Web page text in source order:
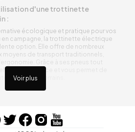
Voir plus
d'une trottinette
:
écologique et pratique pour vos
en campagne, la trottinette électrique
option. Elle offre de nombreux
moyens de transport traditionnels,
Grâce à ses pneus tout
adhérence et vous permet de
sortes de terrains.
tout terrain ergonomique
pas à vous soucier de l’état de sa
de pneus résistants qui peuvent